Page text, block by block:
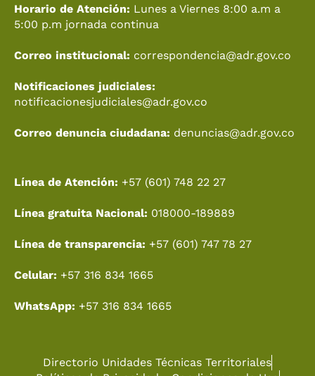
m
r
Horario de Atención: Lunes a Viernes 8:00 a.m a
5:00 p.m jornada continua
Correo institucional: correspondencia@adr.gov.co
Notificaciones judiciales:
notificacionesjudiciales@adr.gov.co
Correo denuncia ciudadana: denuncias@adr.gov.co
Línea de Atención: +57 (601) 748 22 27
Línea gratuita Nacional: 018000-189889
Línea de transparencia: +57 (601) 747 78 27
Celular: +57 316 834 1665
WhatsApp: +57 316 834 1665
Directorio Unidades Técnicas Territoriales